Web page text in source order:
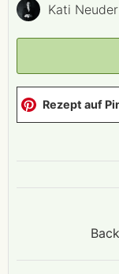
Kati
Rezept auf